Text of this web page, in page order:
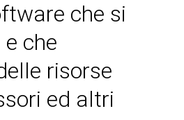
che si
che
risorse
ed altri